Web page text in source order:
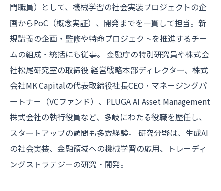
門職員）として、機械学習の社会実装プロジェクトの企
画からPoC（概念実証）、開発までを一貫して担当。新
規講義の企画・監修や特命プロジェクトを推進するチー
ムの組成・統括にも従事。 金融庁の特別研究員や株式会
社松尾研究室の取締役 経営戦略本部ディレクター、株式
会社MK Capitalの代表取締役社長CEO・マネージングパ
ートナー（VCファンド）、PLUGA AI Asset Management
株式会社の執行役員など、多岐にわたる役職を歴任し、
スタートアップの顧問も多数経験。 研究分野は、生成AI
の社会実装、金融領域への機械学習の応用、トレーディ
ングストラテジーの研究・開発。